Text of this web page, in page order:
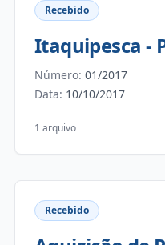
Recebido
Itaquipesca -
Número: 01/2017
Data: 10/10/2017
1 arquivo
Recebido